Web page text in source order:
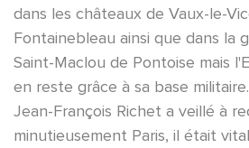
dans les châteaux de Vaux-le-
Fontainebleau ainsi que dans la
Saint-Maclou de Pontoise mais
en reste grâce à sa base
Jean-François Richet a veillé à
minutieusement Paris, il était